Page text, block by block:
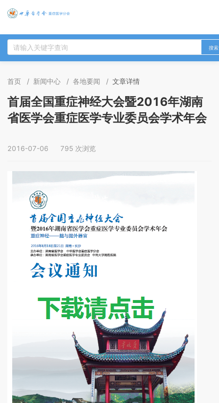
搜索
首页 / 新闻中心 / 各地要闻 / 文章详情
首届全国重症神经大会暨2016年湖南
省医学会重症医学专业委员会学术年会
2016-07-06 795 次浏览